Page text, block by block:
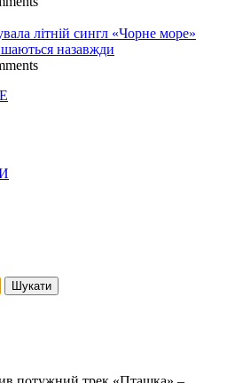
літній сингл «Чорне море»
назавжди